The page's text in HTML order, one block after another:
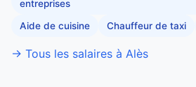
entreprises
Aide de cuisine Chauffeur de taxi
→ Tous les salaires à Alès